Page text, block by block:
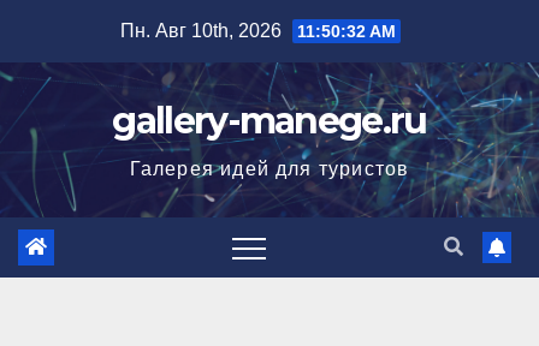
содержимому
Пн. Авг 10th, 2026 11:50:33 AM
gallery-manege.ru
Галерея идей для туристов